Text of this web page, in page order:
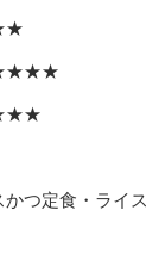
つ定食・ライ